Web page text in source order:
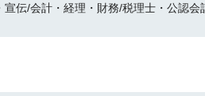
伝/会計・経理・財務/税理士・公認会